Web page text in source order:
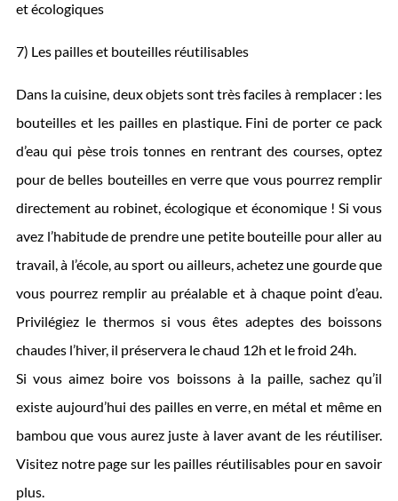
et écologiques
7) Les pailles et bouteilles réutilisables
Dans la cuisine, deux objets sont très faciles à remplacer : les
bouteilles et les pailles en plastique. Fini de porter ce pack
d’eau qui pèse trois tonnes en rentrant des courses, optez
pour de belles bouteilles en verre que vous pourrez remplir
directement au robinet, écologique et économique ! Si vous
avez l’habitude de prendre une petite bouteille pour aller au
travail, à l’école, au sport ou ailleurs, achetez une gourde que
vous pourrez remplir au préalable et à chaque point d’eau.
Privilégiez le thermos si vous êtes adeptes des boissons
chaudes l’hiver, il préservera le chaud 12h et le froid 24h.
Si vous aimez boire vos boissons à la paille, sachez qu’il
existe aujourd’hui des pailles en verre, en métal et même en
bambou que vous aurez juste à laver avant de les réutiliser.
Visitez notre page sur les pailles réutilisables pour en savoir
plus.